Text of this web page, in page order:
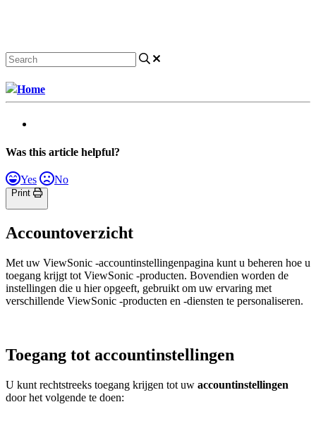
Home
Was this article helpful?
Yes No
Print
Accountoverzicht
Met uw ViewSonic -accountinstellingenpagina kunt u beheren hoe u
toegang krijgt tot ViewSonic -producten. Bovendien worden de
instellingen die u hier opgeeft, gebruikt om uw ervaring met
verschillende ViewSonic -producten en -diensten te personaliseren.
Toegang tot accountinstellingen
U kunt rechtstreeks toegang krijgen tot uw accountinstellingen
door het volgende te doen: